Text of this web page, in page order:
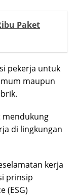
Paket
pekerja untuk
maupun
mendukung
di lingkungan
kerja
prinsip
(ESG)